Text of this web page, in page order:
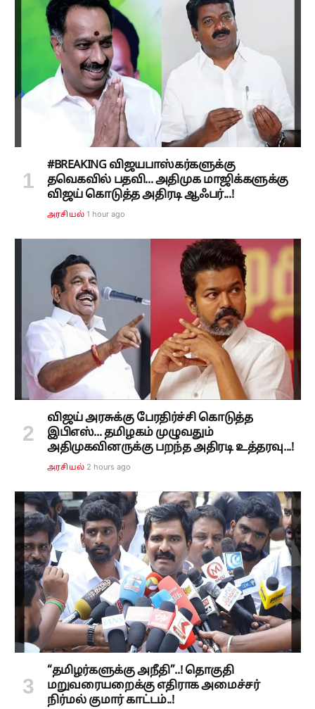
#BREAKING விஜயபாஸ்கர்களுக்கு
தவெகவில் பதவி... அதிமுக மாஜிக்களுக்கு
விஜய் கொடுத்த அதிரடி ஆஃபர்...!
அரசியல் 1 hour ago
விஜய் அரசுக்கு பேரதிர்ச்சி கொடுத்த
இபிஎஸ்... தமிழகம் முழுவதும்
அதிமுகவினருக்கு பறந்த அதிரடி உத்தரவு...!
அரசியல் 2 hours ago
“தமிழர்களுக்கு அநீதி”..! தொகுதி
மறுவரையறைக்கு எதிராக அமைச்சர்
நிர்மல் குமார் காட்டம்..!